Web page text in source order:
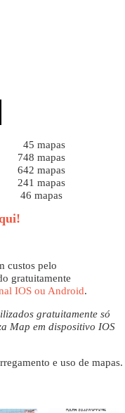
mapas
mapas
mapas
mapas
46 mapas
custos pelo
gratuitamente
IOS ou Android.
gratuitamente só
Map em dispositivo IOS
e uso de mapas.